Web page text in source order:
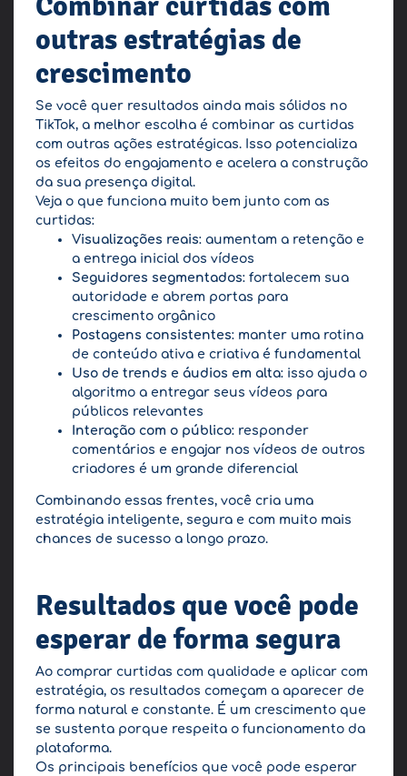
outras estratégias de
crescimento
Se você quer resultados ainda mais sólidos no
TikTok, a melhor escolha é combinar as curtidas
com outras ações estratégicas. Isso potencializa
os efeitos do engajamento e acelera a construção
da sua presença digital.
Veja o que funciona muito bem junto com as
curtidas:
Visualizações reais: aumentam a retenção e
a entrega inicial dos vídeos
Seguidores segmentados: fortalecem sua
autoridade e abrem portas para
crescimento orgânico
Postagens consistentes: manter uma rotina
de conteúdo ativa e criativa é fundamental
Uso de trends e áudios em alta: isso ajuda o
algoritmo a entregar seus vídeos para
públicos relevantes
Interação com o público: responder
comentários e engajar nos vídeos de outros
criadores é um grande diferencial
Combinando essas frentes, você cria uma
estratégia inteligente, segura e com muito mais
chances de sucesso a longo prazo.
Resultados que você pode
esperar de forma segura
Ao comprar curtidas com qualidade e aplicar com
estratégia, os resultados começam a aparecer de
forma natural e constante. É um crescimento que
se sustenta porque respeita o funcionamento da
plataforma.
Os principais benefícios que você pode esperar